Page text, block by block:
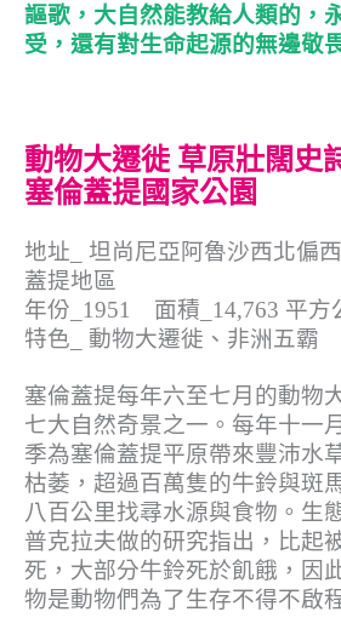
謳歌，大自然能教給人類的，
受，還有對生命起源的無邊敬
動物大遷徙 草原壯闊史
塞倫蓋提國家公園
地址_ 坦尚尼亞阿魯沙西北偏
蓋提地區
年份_1951 面積_14,763 平方
特色_ 動物大遷徙、非洲五霸
塞倫蓋提每年六至七月的動物
七大自然奇景之一。每年十一
季為塞倫蓋提平原帶來豐沛水
枯萎，超過百萬隻的牛鈴與斑
八百公里找尋水源與食物。生
普克拉夫做的研究指出，比起
死，大部分牛鈴死於飢餓，因
物是動物們為了生存不得不啟